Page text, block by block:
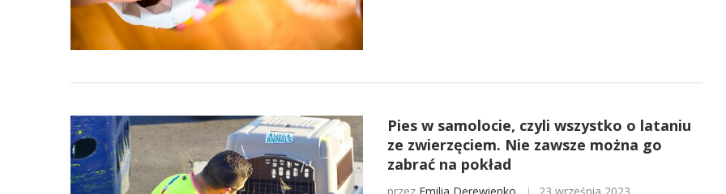
Pies w samolocie, czyli wszystko o lataniu
ze zwierzęciem. Nie zawsze można go
zabrać na pokład